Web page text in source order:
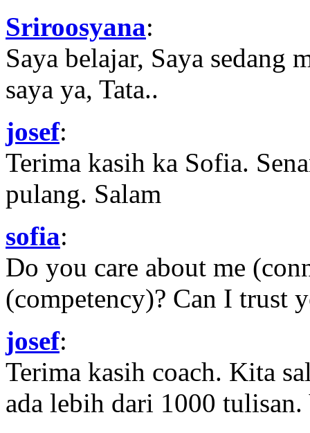
Sriroosyana:
Saya belajar, Saya sedang
saya ya, Tata..
josef:
Terima kasih ka Sofia.
pulang. Salam
sofia:
Do you care about me
(competency)? Can I trust
josef:
Terima kasih coach. Kita
ada lebih dari 1000 tulisan.